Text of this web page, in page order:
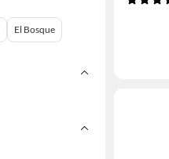
El Bosque